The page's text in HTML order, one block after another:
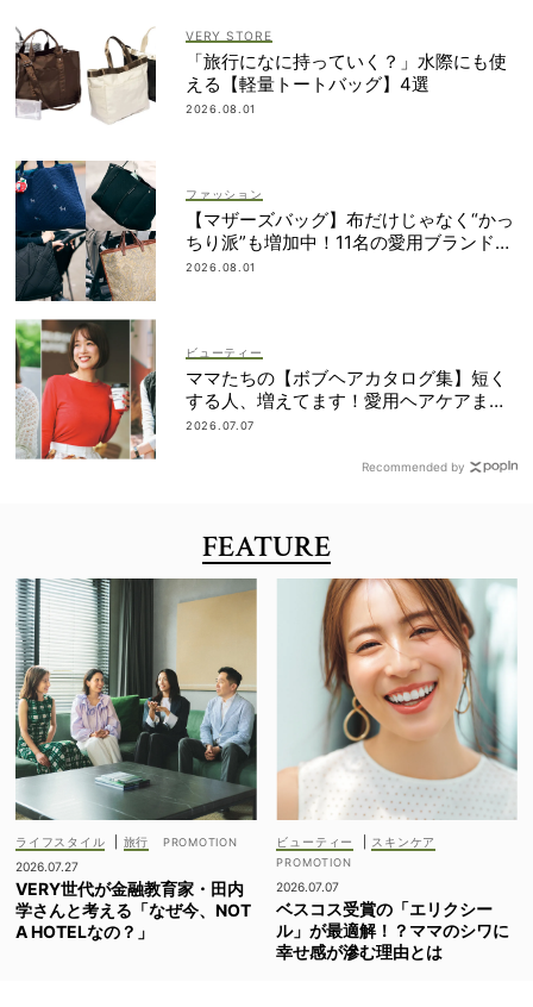
VERY STORE
「旅行になに持っていく？」水際にも使
える【軽量トートバッグ】4選
2026.08.01
ファッション
【マザーズバッグ】布だけじゃなく“かっ
ちり派”も増加中！11名の愛用ブランド
は？
2026.08.01
ビューティー
ママたちの【ボブヘアカタログ集】短く
する人、増えてます！愛用ヘアケアまで
全部見せ
2026.07.07
Recommended by
FEATURE
ライフスタイル
旅行
2026.07.27
VERY世代が金融教育家・田内
学さんと考える「なぜ今、NOT
A HOTELなの？」
ビューティー スキンケア
2026.07.07
ベスコス受賞の「エリクシー
ル」が最適解！？ママのシワに
幸せ感が滲む理由とは